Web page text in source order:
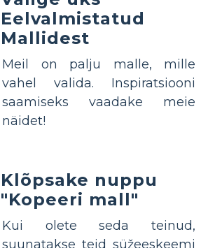
Eelvalmistatud
Mallidest
Meil on palju malle, mille
vahel valida. Inspiratsiooni
saamiseks vaadake meie
näidet!
Klõpsake nuppu
"Kopeeri mall"
Kui olete seda teinud,
suunatakse teid süžeeskeemi